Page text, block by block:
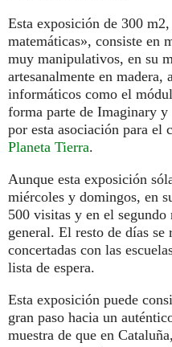
Esta exposición de 300
matemáticas», consiste en
muy manipulativos, en su
artesanalmente en
informáticos como el
forma parte de Imaginary y
por esta asociación para el
Planeta Tierra.
Aunque esta exposición
miércoles y domingos, en
500 visitas y en el
general. El resto de días se
concertadas con las
lista de espera.
Esta exposición puede
gran paso hacia un
muestra de que en